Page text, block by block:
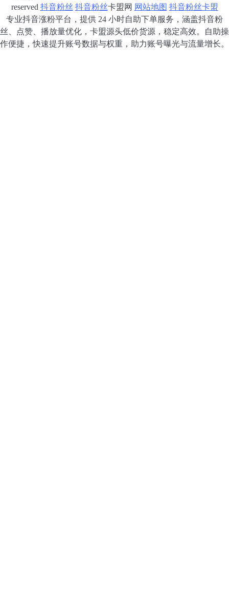
reserved 抖音粉丝 抖音粉丝卡盟网 网站地图 抖音粉丝卡盟
专业抖音涨粉平台，提供 24 小时自助下单服务，涵盖抖音粉
丝、点赞、播放量优化，卡盟源头低价货源，稳定高效。自助操
作便捷，快速提升账号数据与权重，助力账号曝光与流量增长。